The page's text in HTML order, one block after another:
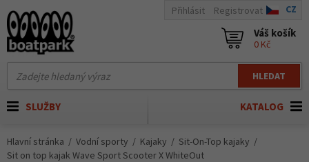
HLEDAT
Přihlásit Registrovat CZ
Váš košík
0 Kč
KATALOG
SLUŽBY
Hlavní stránka Vodní sporty Kajaky
Sit-On-Top kajaky
Sit on top kajak Wave Sport Scooter X WhiteOut